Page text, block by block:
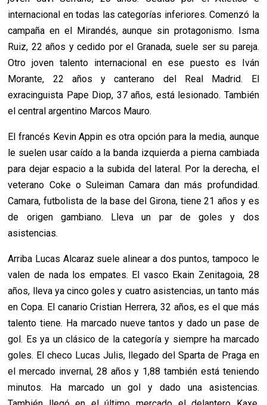
internacional en todas las categorías inferiores. Comenzó la
campaña en el Mirandés, aunque sin protagonismo. Isma
Ruiz, 22 años y cedido por el Granada, suele ser su pareja.
Otro joven talento internacional en ese puesto es Iván
Morante, 22 años y canterano del Real Madrid. El
exracinguista Pape Diop, 37 años, está lesionado. También
el central argentino Marcos Mauro.
El francés Kevin Appin es otra opción para la media, aunque
le suelen usar caído a la banda izquierda a pierna cambiada
para dejar espacio a la subida del lateral. Por la derecha, el
veterano Coke o Suleiman Camara dan más profundidad.
Camara, futbolista de la base del Girona, tiene 21 años y es
de origen gambiano. Lleva un par de goles y dos
asistencias.
Arriba Lucas Alcaraz suele alinear a dos puntos, tampoco le
valen de nada los empates. El vasco Ekain Zenitagoia, 28
años, lleva ya cinco goles y cuatro asistencias, un tanto más
en Copa. El canario Cristian Herrera, 32 años, es el que más
talento tiene. Ha marcado nueve tantos y dado un pase de
gol. Es ya un clásico de la categoría y siempre ha marcado
goles. El checo Lucas Julis, llegado del Sparta de Praga en
el mercado invernal, 28 años y 1,88 también está teniendo
minutos. Ha marcado un gol y dado una asistencias.